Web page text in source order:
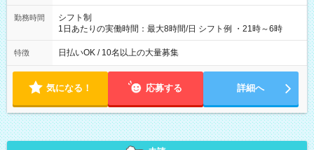
勤務時間
シフト制
1日あたりの実働時間：最大8時間/日 シフト例 ・21時～6時
特徴 日払いOK / 10名以上の大量募集
気になる！ 応募する 詳細へ